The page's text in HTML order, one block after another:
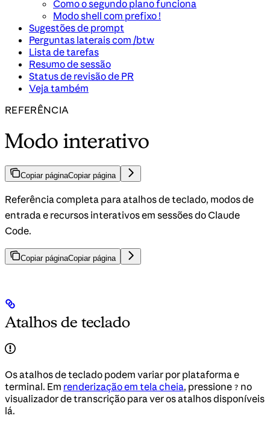
Como o segundo plano funciona
Modo shell com prefixo !
Sugestões de prompt
Perguntas laterais com /btw
Lista de tarefas
Resumo de sessão
Status de revisão de PR
Veja também
REFERÊNCIA
Modo interativo
Copiar páginaCopiar página
Referência completa para atalhos de teclado, modos de
entrada e recursos interativos em sessões do Claude
Code.
Copiar páginaCopiar página
Atalhos de teclado
Os atalhos de teclado podem variar por plataforma e
terminal. Em renderização em tela cheia, pressione ? no
visualizador de transcrição para ver os atalhos disponíveis
lá.